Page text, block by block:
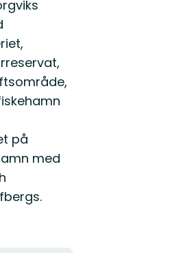
på
med